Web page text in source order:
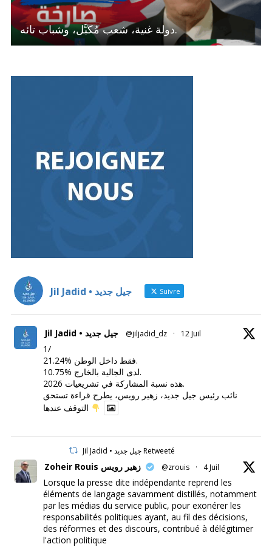
دولة غنية، شعب مُكبَّل، وشباب تائه.
Jil Jadid • جيل جديد Suivre
Jil Jadid • جيل جديد @jiljadid_dz · 12 Juil
1/
21.24% فقط داخل الوطن.
10.75% لدى الجالية بالخارج.
هذه نسبة المشاركة في تشريعيات 2026.
نائب رئيس جيل جديد، زهير رويس، يطرح قراءة تستحق
Jil Jadid • جيل جديد Retweeté
Zoheir Rouis زهير رويس @zrouis · 4 Juil
Lorsque la presse dite indépendante reprend les
éléments de langage savamment distillés, notamment
par les médias du service public, pour exonérer les
responsabilités politiques ayant, au fil des décisions,
des réformes et des discours, contribué à délégitimer
l'action politique